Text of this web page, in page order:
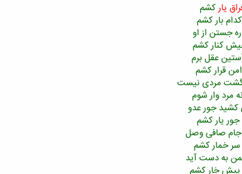
یارکشم
بار کشم
جستن از او
کنار کشم
عقل برم
قرار کشم
گشت مردی نیست
مرد وار شوم
کشید جور عدو
یار کشم
جام صافی وصل
خمار کشم
به دست آید
پیش خار کشم